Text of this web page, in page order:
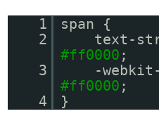
1
span {
2
text-
#ff0000 ;
3
-
#ff0000 ;
4
}